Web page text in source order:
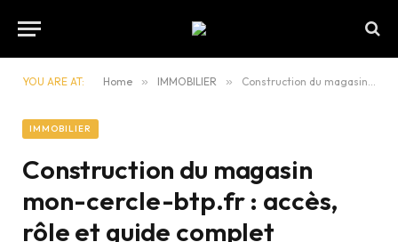
YOU ARE AT: Home » IMMOBILIER » Construction du magasin mon-cercle-btp.fr : accès, rôle et guide complet
IMMOBILIER
Construction du magasin
mon-cercle-btp.fr : accès,
rôle et guide complet